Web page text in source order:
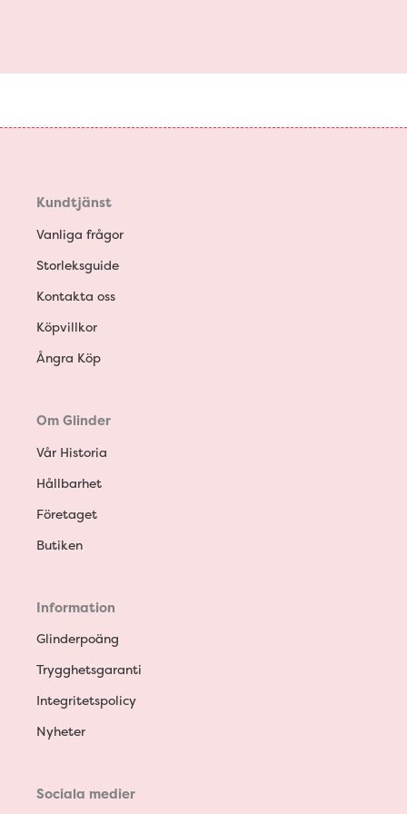
Kundtjänst
Vanliga frågor
Storleksguide
Kontakta oss
Köpvillkor
Ångra Köp
Om Glinder
Vår Historia
Hållbarhet
Företaget
Butiken
Information
Glinderpoäng
Trygghetsgaranti
Integritetspolicy
Nyheter
Sociala medier